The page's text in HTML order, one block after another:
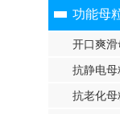
功能母
开口爽滑
抗静电母
抗老化母